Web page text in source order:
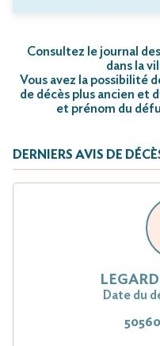
Consultez le journal
dans la
Vous avez la possibilité
de décès plus ancien et
et prénom du
DERNIERS AVIS DE
Date du